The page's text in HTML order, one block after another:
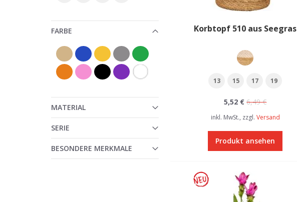
FARBE
MATERIAL
SERIE
BESONDERE MERKMALE
Korbtopf 510 aus Seegras
13 15 17 19
5,52 € 6,49 €
inkl. MwSt., zzgl. Versand
Produkt ansehen